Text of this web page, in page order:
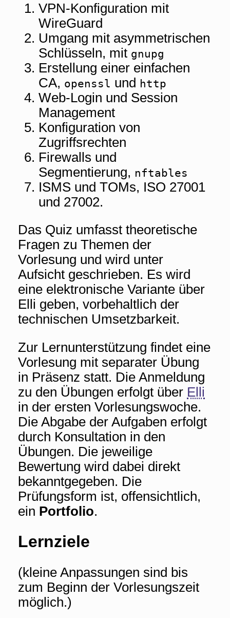
VPN-Konfiguration mit
WireGuard
Umgang mit asymmetrischen
Schlüsseln, mit gnupg
Erstellung einer einfachen
CA, openssl und http
Web-Login und Session
Management
Konfiguration von
Zugriffsrechten
Firewalls und
Segmentierung, nftables
ISMS und TOMs, ISO 27001
und 27002.
Das Quiz umfasst theoretische
Fragen zu Themen der
Vorlesung und wird unter
Aufsicht geschrieben. Es wird
eine elektronische Variante über
Elli geben, vorbehaltlich der
technischen Umsetzbarkeit.
Zur Lernunterstützung findet eine
Vorlesung mit separater Übung
in Präsenz statt. Die Anmeldung
zu den Übungen erfolgt über Elli
in der ersten Vorlesungswoche.
Die Abgabe der Aufgaben erfolgt
durch Konsultation in den
Übungen. Die jeweilige
Bewertung wird dabei direkt
bekanntgegeben. Die
Prüfungsform ist, offensichtlich,
ein Portfolio.
Lernziele
(kleine Anpassungen sind bis
zum Beginn der Vorlesungszeit
möglich.)